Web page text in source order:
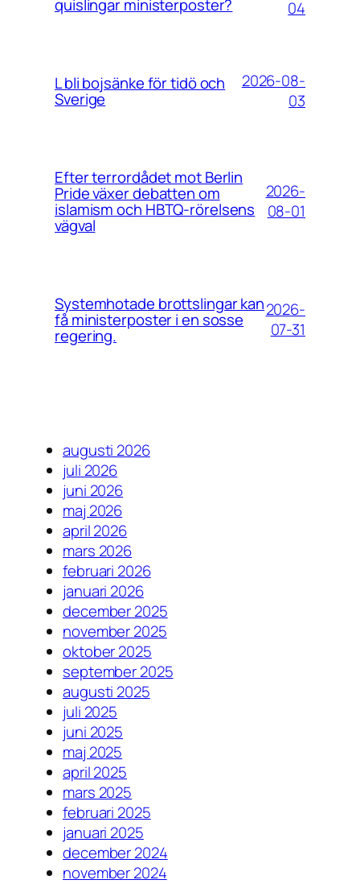
quislingar ministerposter? 04
L bli bojsänke för tidö och
Sverige
2026-08-
03
Efter terrordådet mot Berlin
Pride växer debatten om
islamism och HBTQ-rörelsens
vägval
2026-
08-01
Systemhotade brottslingar kan
få ministerposter i en sosse
regering.
2026-
07-31
augusti 2026
juli 2026
juni 2026
maj 2026
april 2026
mars 2026
februari 2026
januari 2026
december 2025
november 2025
oktober 2025
september 2025
augusti 2025
juli 2025
juni 2025
maj 2025
april 2025
mars 2025
februari 2025
januari 2025
december 2024
november 2024